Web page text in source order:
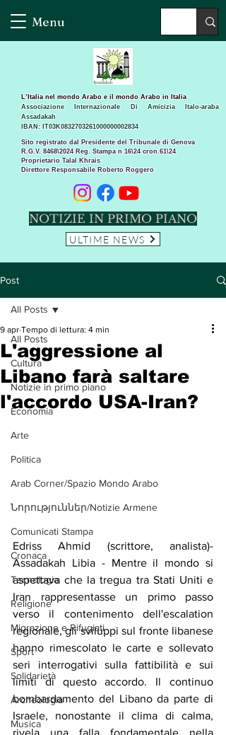
Menu
Sito registrato dal Presidente del Tribunale di Genova
R.G.V. 8468\2024 Reg. Stampa n 16\24 cron.61\24 ​
Proprietario Talal Khrais
Direttore Responsabile Roberto Roggero
L’Italia nel mondo Arabo e il mondo Arabo in Italia
Associazione Internazionale Di Amicizia Italo-araba
Assadakah
IBAN: IT03K0832703261000000002834
NOTIZIE IN PRIMO PIANO
ULTIME NEWS
Post
All Posts
Cultura
Notizie in primo piano
Economia
Arte
Politica
Arab Corner/Spazio Mondo Arabo
Նորություններ/Notizie Armene
Comunicati Stampa
Cronaca
Tecnologia
Religione
Migrazione e Rifugiati
Sport
Solidarietà
Archeologia
Musica
All Posts
L'aggressione al
Libano farà saltare
l'accordo USA-Iran?
9 apr Tempo di lettura: 4 min
Edriss Ahmid (scrittore, analista)-
Assadakah Libia - Mentre il mondo si
aspettava che la tregua tra Stati Uniti e
Iran rappresentasse un primo passo
verso il contenimento dell'escalation
regionale, gli sviluppi sul fronte libanese
hanno rimescolato le carte e sollevato
seri interrogativi sulla fattibilità e sui
limiti di questo accordo. Il continuo
bombardamento del Libano da parte di
Israele, nonostante il clima di calma,
rivela una falla fondamentale nella